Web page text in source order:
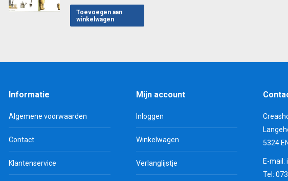
Toevoegen aan
winkelwagen
Informatie
Algemene voorwaarden
Contact
Klantenservice
Mijn account
Inloggen
Winkelwagen
Verlanglijstje
5324
E-mail:
Tel: